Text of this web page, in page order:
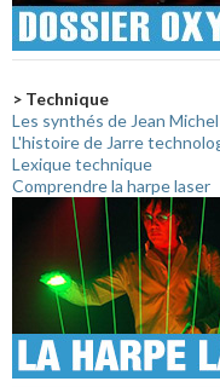
> Technique
Les synthés de Jean
L'histoire de Jarre
Lexique technique
Comprendre la harpe laser